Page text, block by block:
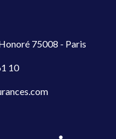
75008 - Paris
10